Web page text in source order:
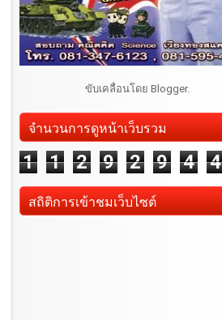
ขับเคลื่อนโดย Blogger.
จำนวนการดูหน้าเว็บรวม
1 1 2 9 2 9 4 4
สถิติการเข้าชมเว็บไซต์